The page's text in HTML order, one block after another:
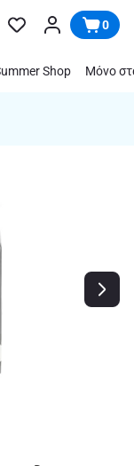
0
Shop Μόνο